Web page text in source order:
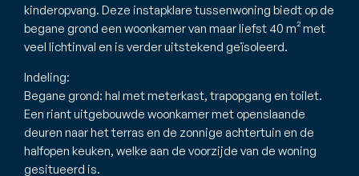
kinderopvang. Deze instapklare tussenwoning biedt op de
begane grond een woonkamer van maar liefst 40 m² met
veel lichtinval en is verder uitstekend geïsoleerd.
Indeling:
Begane grond: hal met meterkast, trapopgang en toilet.
Een riant uitgebouwde woonkamer met openslaande
deuren naar het terras en de zonnige achtertuin en de
halfopen keuken, welke aan de voorzijde van de woning
gesitueerd is.